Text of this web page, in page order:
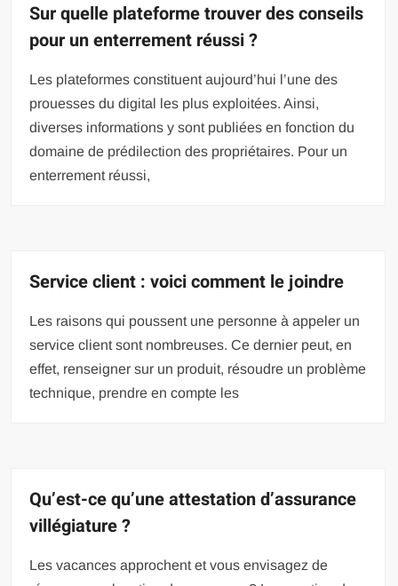
Sur quelle plateforme trouver des conseils
pour un enterrement réussi ?
Les plateformes constituent aujourd’hui l’une des
prouesses du digital les plus exploitées. Ainsi,
diverses informations y sont publiées en fonction du
domaine de prédilection des propriétaires. Pour un
enterrement réussi,
Service client : voici comment le joindre
Les raisons qui poussent une personne à appeler un
service client sont nombreuses. Ce dernier peut, en
effet, renseigner sur un produit, résoudre un problème
technique, prendre en compte les
Qu’est-ce qu’une attestation d’assurance
villégiature ?
Les vacances approchent et vous envisagez de